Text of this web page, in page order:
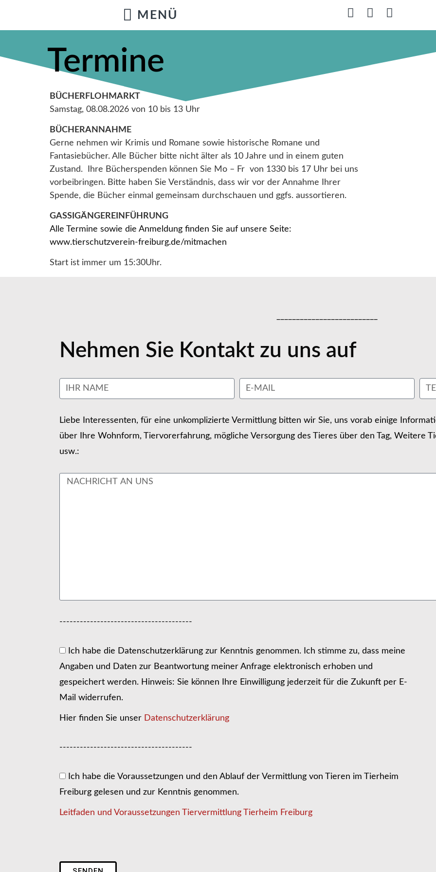
Termine
BÜCHERFLOHMARKT
Samstag, 08.08.2026 von 10 bis 13 Uhr
BÜCHERANNAHME
Gerne nehmen wir Krimis und Romane sowie historische Romane und
Fantasiebücher. Alle Bücher bitte nicht älter als 10 Jahre und in einem guten
Zustand. Ihre Bücherspenden können Sie Mo – Fr von 1330 bis 17 Uhr bei uns
vorbeibringen. Bitte haben Sie Verständnis, dass wir vor der Annahme Ihrer
Spende, die Bücher einmal gemeinsam durchschauen und ggfs. aussortieren.
GASSIGÄNGEREINFÜHRUNG
Alle Termine sowie die Anmeldung finden Sie auf unsere Seite:
www.tierschutzverein-freiburg.de/mitmachen
Start ist immer um 15:30Uhr.
Nehmen Sie Kontakt zu uns auf
Liebe Interessenten, für eine unkomplizierte Vermittlung bitten wir Sie, uns vorab einige
über Ihre Wohnform, Tiervorerfahrung, mögliche Versorgung des Tieres über den Tag, Weitere
usw.:
---------------------------------------
Ich habe die Datenschutzerklärung zur Kenntnis genommen. Ich stimme zu, dass meine
Angaben und Daten zur Beantwortung meiner Anfrage elektronisch erhoben und
gespeichert werden. Hinweis: Sie können Ihre Einwilligung jederzeit für die Zukunft per E-
Mail widerrufen.
Hier finden Sie unser Datenschutzerklärung
---------------------------------------
Ich habe die Voraussetzungen und den Ablauf der Vermittlung von Tieren im Tierheim
Freiburg gelesen und zur Kenntnis genommen.
Leitfaden und Voraussetzungen Tiervermittlung Tierheim Freiburg